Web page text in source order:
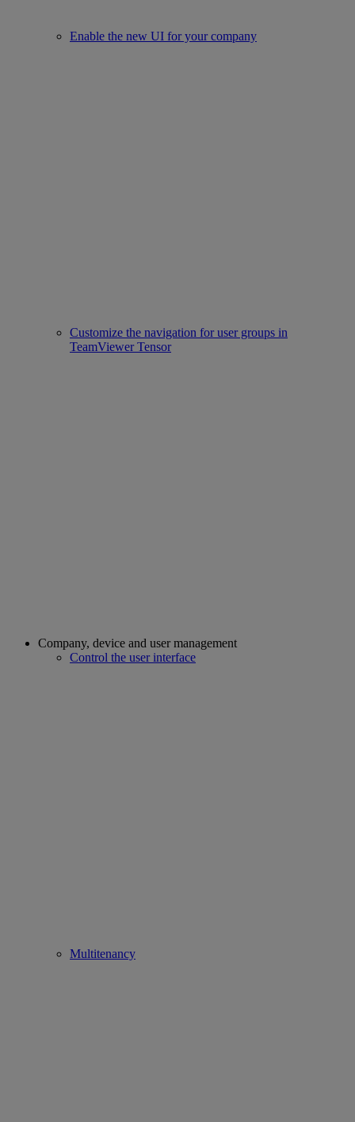
Enable the new UI for your company
Customize the navigation for user groups in
TeamViewer Tensor
Company, device and user management
Control the user interface
Multitenancy